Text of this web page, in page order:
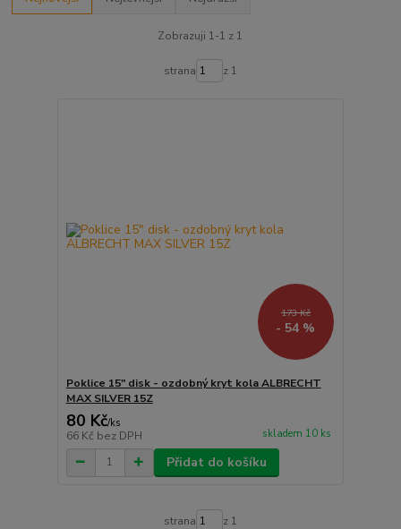
Zobrazuji 1-1 z 1
strana z 1
173 Kč
- 54 %
Poklice 15" disk - ozdobný kryt kola ALBRECHT
MAX SILVER 15Z
80 Kč/ks
66 Kč bez DPH skladem 10 ks
Přidat do košíku
strana z 1